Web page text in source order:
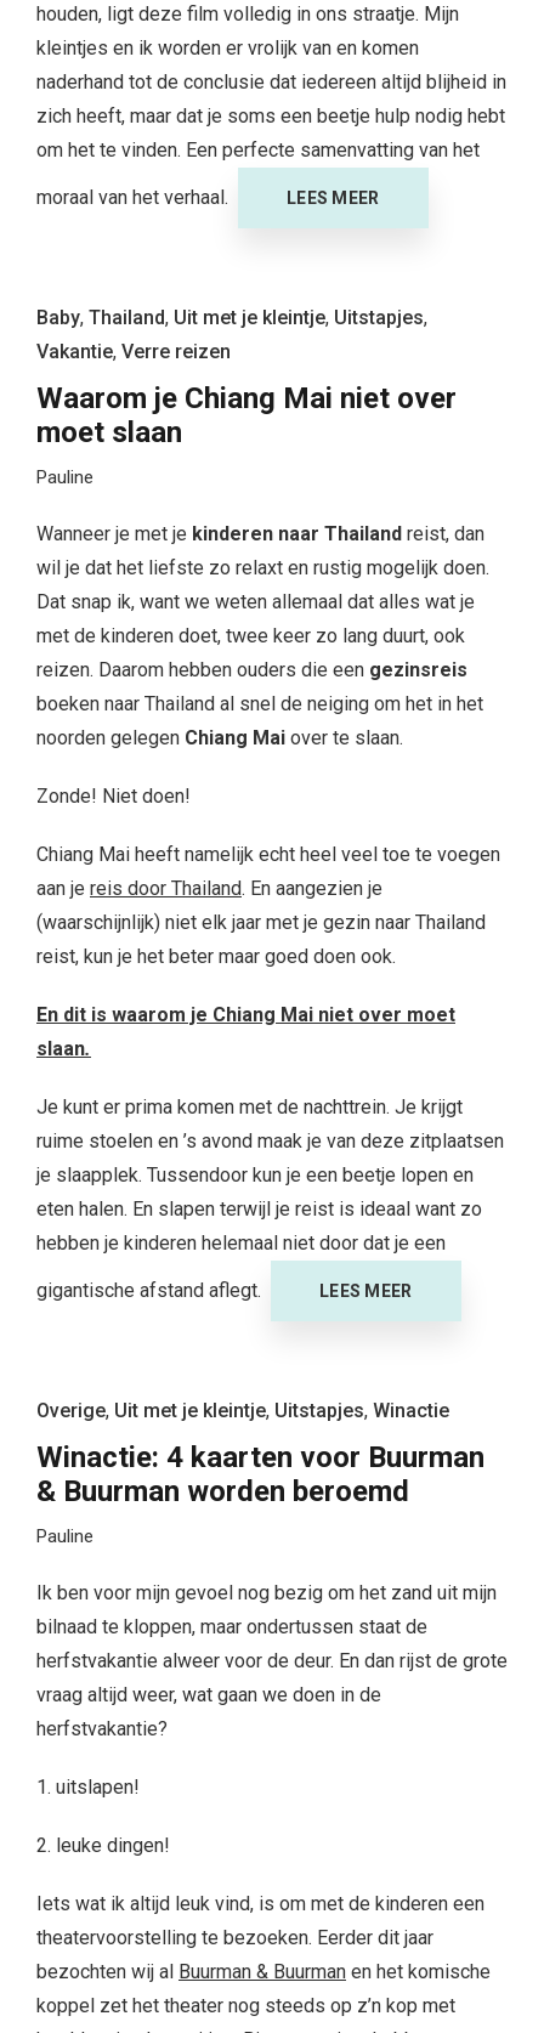
houden, ligt deze film volledig in ons straatje. Mijn
kleintjes en ik worden er vrolijk van en komen
naderhand tot de conclusie dat iedereen altijd blijheid in
zich heeft, maar dat je soms een beetje hulp nodig hebt
om het te vinden. Een perfecte samenvatting van het
moraal van het verhaal. LEES MEER
Baby, Thailand, Uit met je kleintje, Uitstapjes,
Vakantie, Verre reizen
Waarom je Chiang Mai niet over
moet slaan
Pauline
Wanneer je met je kinderen naar Thailand reist, dan
wil je dat het liefste zo relaxt en rustig mogelijk doen.
Dat snap ik, want we weten allemaal dat alles wat je
met de kinderen doet, twee keer zo lang duurt, ook
reizen. Daarom hebben ouders die een gezinsreis
boeken naar Thailand al snel de neiging om het in het
noorden gelegen Chiang Mai over te slaan.
Zonde! Niet doen!
Chiang Mai heeft namelijk echt heel veel toe te voegen
aan je reis door Thailand. En aangezien je
(waarschijnlijk) niet elk jaar met je gezin naar Thailand
reist, kun je het beter maar goed doen ook.
En dit is waarom je Chiang Mai niet over moet
slaan.
Je kunt er prima komen met de nachttrein. Je krijgt
ruime stoelen en ’s avond maak je van deze zitplaatsen
je slaapplek. Tussendoor kun je een beetje lopen en
eten halen. En slapen terwijl je reist is ideaal want zo
hebben je kinderen helemaal niet door dat je een
gigantische afstand aflegt. LEES MEER
Overige, Uit met je kleintje, Uitstapjes, Winactie
Winactie: 4 kaarten voor Buurman
& Buurman worden beroemd
Pauline
Ik ben voor mijn gevoel nog bezig om het zand uit mijn
bilnaad te kloppen, maar ondertussen staat de
herfstvakantie alweer voor de deur. En dan rijst de grote
vraag altijd weer, wat gaan we doen in de
herfstvakantie?
1. uitslapen!
2. leuke dingen!
Iets wat ik altijd leuk vind, is om met de kinderen een
theatervoorstelling te bezoeken. Eerder dit jaar
bezochten wij al Buurman & Buurman en het komische
koppel zet het theater nog steeds op z’n kop met